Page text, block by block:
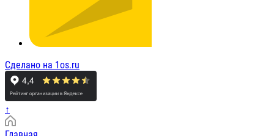
Сделано на 1os.ru
↑